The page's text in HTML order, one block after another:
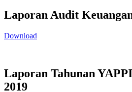
Laporan Audit
Download
Laporan Tahunan
2019